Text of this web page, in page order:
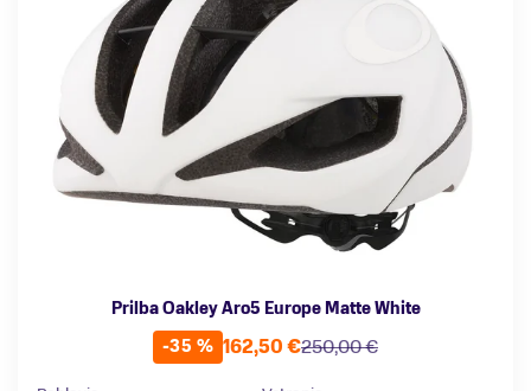
Prilba Oakley Aro5 Europe Matte White
-35 %
250,00 €
162,50 €